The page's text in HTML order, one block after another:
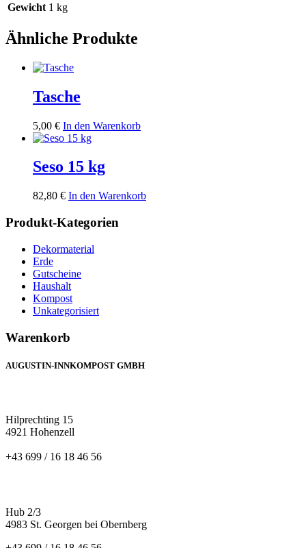
Gewicht 1 kg
Ähnliche Produkte
Tasche
5,00 € In den Warenkorb
Seso 15 kg
82,80 € In den Warenkorb
Produkt-Kategorien
Dekormaterial
Erde
Gutscheine
Haushalt
Kompost
Unkategorisiert
Warenkorb
AUGUSTIN-INNKOMPOST GMBH
Hilprechting 15
4921 Hohenzell
+43 699 / 16 18 46 56
Hub 2/3
4983 St. Georgen bei Obernberg